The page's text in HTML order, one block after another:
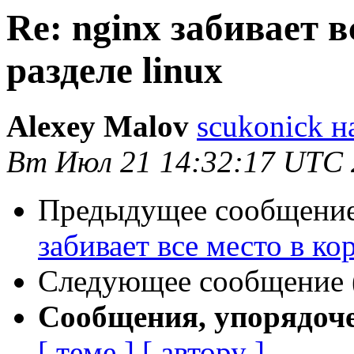
Re: nginx забивает
разделе linux
Alexey Malov scukonick
Вт Июл 21 14:32:17 UTC
Предыдущее
забивает все место в
Следующее сообщение
Сообщения,